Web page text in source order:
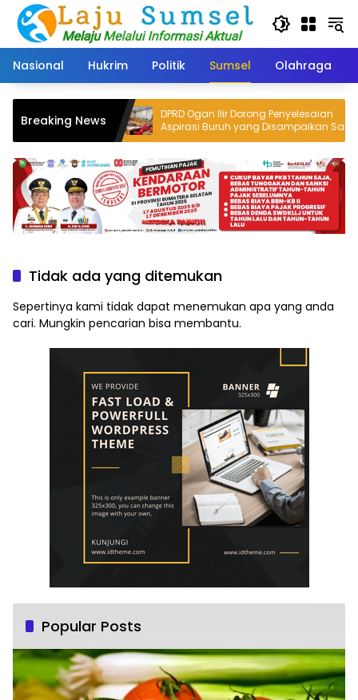
Langsung
konten
Nasional
Hukrim Politik Sumsel Olahraga
Breaking News
Terancam
DPRD Ogan Ilir Dorong Penyelesaian
Aspirasi Buruh yang Disampaikan Saat
Peringatan May Day 2026
Tidak ada yang ditemukan
Sepertinya kami tidak dapat menemukan apa yang anda
cari. Mungkin pencarian bisa membantu.
Popular Posts